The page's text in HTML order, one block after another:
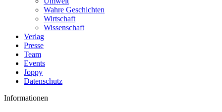
Wahre Geschichten
Wirtschaft
Wissenschaft
Verlag
Presse
Team
Events
Joppy
Datenschutz
Informationen